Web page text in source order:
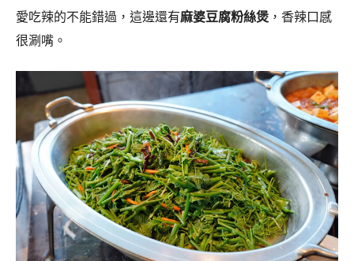
愛吃辣的不能錯過，這邊還有麻婆豆腐粉絲煲 ，香辣口感
很涮嘴。